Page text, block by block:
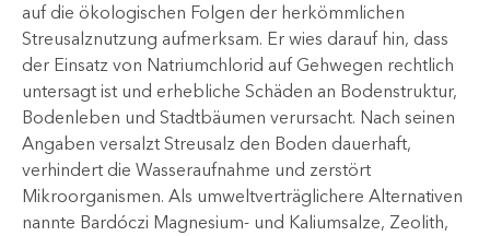
auf die ökologischen Folgen der herkömmlichen
Streusalznutzung aufmerksam. Er wies darauf hin, dass
der Einsatz von Natriumchlorid auf Gehwegen rechtlich
untersagt ist und erhebliche Schäden an Bodenstruktur,
Bodenleben und Stadtbäumen verursacht. Nach seinen
Angaben versalzt Streusalz den Boden dauerhaft,
verhindert die Wasseraufnahme und zerstört
Mikroorganismen. Als umweltverträglichere Alternativen
nannte Bardóczi Magnesium- und Kaliumsalze, Zeolith,